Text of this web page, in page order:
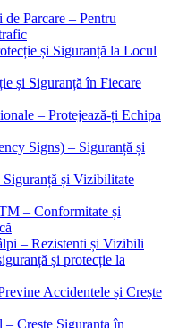
Parcare – Pentru
și Siguranță la Locul
și Siguranță în Fiecare
– Protejează-ți Echipa
Signs) – Siguranță și
Siguranță și Vizibilitate
– Conformitate și
– Rezistenti și Vizibili
și protecție la
Accidentele și Crește
Crește Siguranța în